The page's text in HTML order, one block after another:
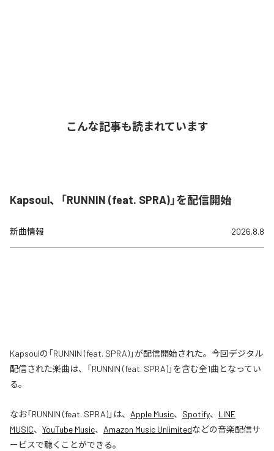
こんな記事も読まれています
Kapsoul、「RUNNIN (feat. SPRA)」を配信開始
新曲情報 2026.8.8
Kapsoulの「RUNNIN (feat. SPRA)」が配信開始された。今回デジタル
配信された楽曲は、「RUNNIN (feat. SPRA)」を含む全1曲となってい
る。
なお「RUNNIN (feat. SPRA)」は、 Apple Music、 Spotify、 LINE
MUSIC、 YouTube Music、 Amazon Music Unlimitedなどの音楽配信サ
ービスで聴くことができる。